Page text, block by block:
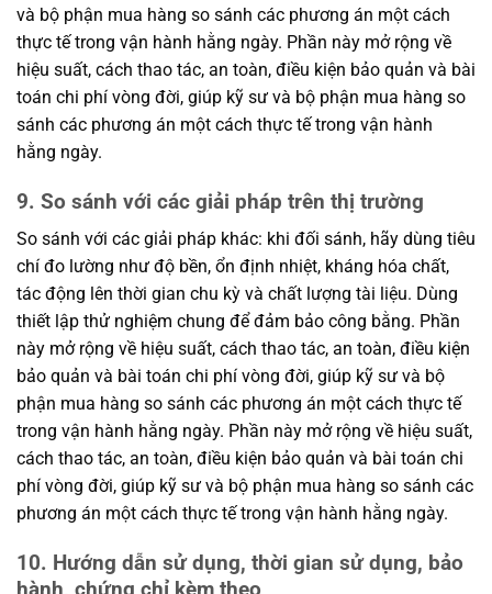
và bộ phận mua hàng so sánh các phương án một cách
thực tế trong vận hành hằng ngày. Phần này mở rộng về
hiệu suất, cách thao tác, an toàn, điều kiện bảo quản và bài
toán chi phí vòng đời, giúp kỹ sư và bộ phận mua hàng so
sánh các phương án một cách thực tế trong vận hành
hằng ngày.
9. So sánh với các giải pháp trên thị trường
So sánh với các giải pháp khác: khi đối sánh, hãy dùng tiêu
chí đo lường như độ bền, ổn định nhiệt, kháng hóa chất,
tác động lên thời gian chu kỳ và chất lượng tài liệu. Dùng
thiết lập thử nghiệm chung để đảm bảo công bằng. Phần
này mở rộng về hiệu suất, cách thao tác, an toàn, điều kiện
bảo quản và bài toán chi phí vòng đời, giúp kỹ sư và bộ
phận mua hàng so sánh các phương án một cách thực tế
trong vận hành hằng ngày. Phần này mở rộng về hiệu suất,
cách thao tác, an toàn, điều kiện bảo quản và bài toán chi
phí vòng đời, giúp kỹ sư và bộ phận mua hàng so sánh các
phương án một cách thực tế trong vận hành hằng ngày.
10. Hướng dẫn sử dụng, thời gian sử dụng, bảo